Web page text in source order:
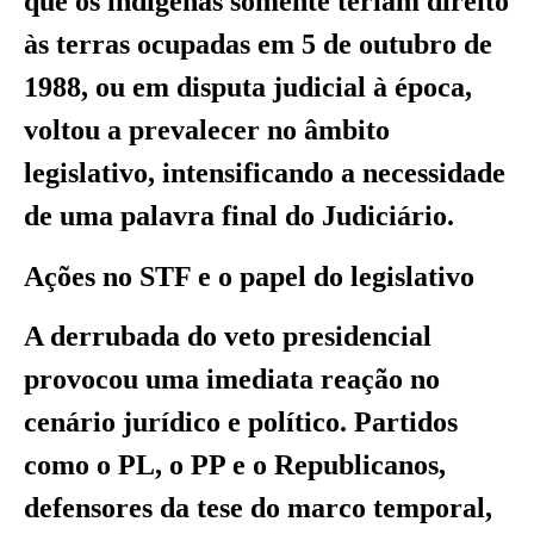
às terras ocupadas em 5 de outubro de
1988, ou em disputa judicial à época,
voltou a prevalecer no âmbito
legislativo, intensificando a necessidade
de uma palavra final do Judiciário.
Ações no STF e o papel do legislativo
A derrubada do veto presidencial
provocou uma imediata reação no
cenário jurídico e político. Partidos
como o PL, o PP e o Republicanos,
defensores da tese do marco temporal,